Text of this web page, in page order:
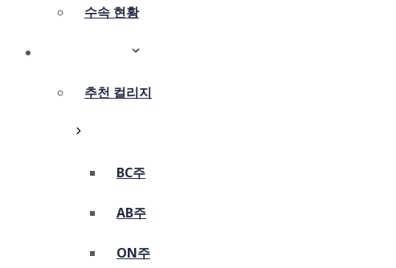
수속 현황
추천 컬리지
BC주
AB주
ON주